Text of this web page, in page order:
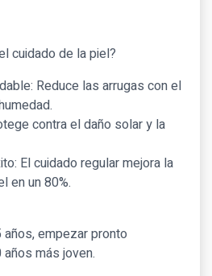
cuidado de la piel?
Reduce las arrugas con el
contra el daño solar y la
El cuidado regular mejora la
en un 80%.
empezar pronto
más joven.